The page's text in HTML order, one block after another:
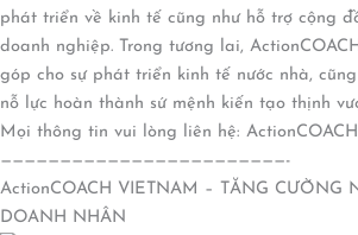
phát triển về kinh tế cũng như hỗ trợ cộng
doanh nghiệp. Trong tương lai,
góp cho sự phát triển kinh tế nước nhà,
nỗ lực hoàn thành sứ mệnh kiến tạo thịnh
Mọi thông tin vui lòng liên hệ:
————————————————————————-
ActionCOACH VIETNAM – TĂNG CƯỜNG
DOANH NHÂN